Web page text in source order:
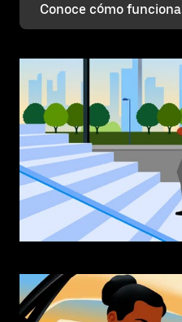
Conoce cómo funciona